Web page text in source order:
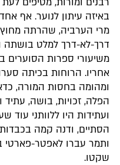
באיזה עיתון לנוער. אף
מרי הערביה, שהרתה
דרך-לא-דרך למלט בושתה
משיעורי ספרות הסוערים
אחריו. הרוחות בכיתה
ומהומה בחסות המורה,
הפלה, זכויות, בושה, עתיד
ועתידות היו ללוותני עוד
הסתיים, ודנה קמה
ותמר עברו לאפטר-פארטי
שקטו.